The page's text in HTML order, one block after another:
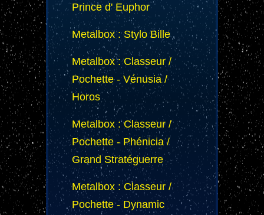
Prince d' Euphor
Metalbox : Stylo Bille
Metalbox : Classeur /
Pochette - Vénusia /
Horos
Metalbox : Classeur /
Pochette - Phénicia /
Grand Stratéguerre
Metalbox : Classeur /
Pochette - Dynamic